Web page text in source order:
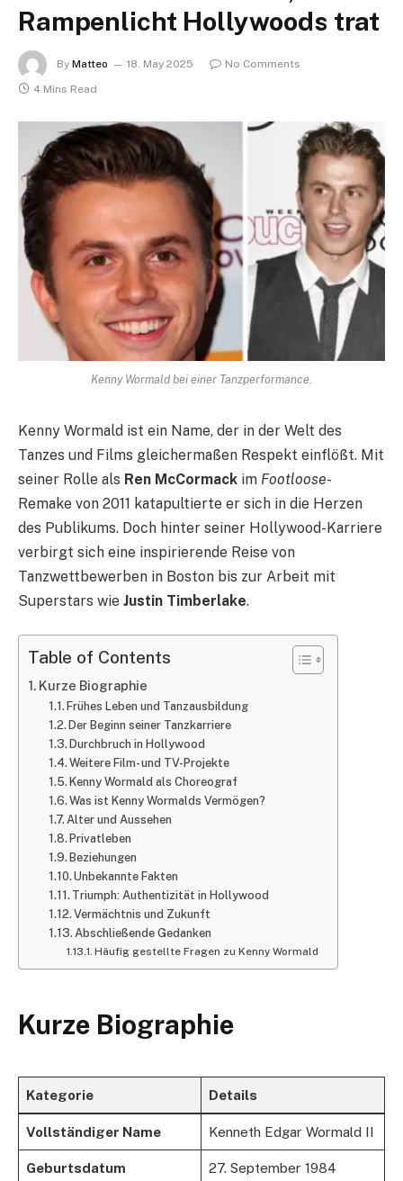
Rampenlicht Hollywoods trat
By Matteo 18. May 2025
No Comments
4 Mins Read
Kenny Wormald bei einer Tanzperformance.
Kenny Wormald ist ein Name, der in der Welt des
Tanzes und Films gleichermaßen Respekt einflößt. Mit
seiner Rolle als Ren McCormack im Footloose-
Remake von 2011 katapultierte er sich in die Herzen
des Publikums. Doch hinter seiner Hollywood-Karriere
verbirgt sich eine inspirierende Reise von
Tanzwettbewerben in Boston bis zur Arbeit mit
Superstars wie Justin Timberlake.
Table of Contents
Kurze Biographie
Frühes Leben und Tanzausbildung
Der Beginn seiner Tanzkarriere
Durchbruch in Hollywood
Weitere Film- und TV-Projekte
Kenny Wormald als Choreograf
Was ist Kenny Wormalds Vermögen?
Alter und Aussehen
Privatleben
Beziehungen
Unbekannte Fakten
Triumph: Authentizität in Hollywood
Vermächtnis und Zukunft
Abschließende Gedanken
Häufig gestellte Fragen zu Kenny Wormald
Kurze Biographie
Kategorie Details
Vollständiger Name Kenneth Edgar Wormald II
Geburtsdatum 27. September 1984